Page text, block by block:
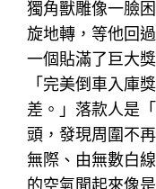
獨角獸雕像一臉
旋地轉，等他回
一個貼滿了巨大
「完美倒車入
差。」落款人是
頭，發現周圍不
無際、由無數白
的空氣聞起來像